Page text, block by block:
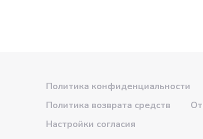
Политика конфиденциальности
Политика возврата средств
Настройки согласия